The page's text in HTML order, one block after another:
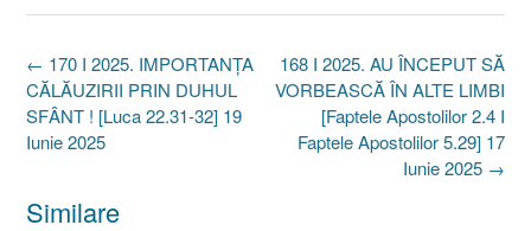
Post
navigation
168 I 2025. AU ÎNCEPUT SĂ
VORBEASCĂ ÎN ALTE LIMBI
[Faptele Apostolilor 2.4 I
Faptele Apostolilor 5.29] 17
Iunie 2025 →
← 170 I 2025. IMPORTANȚA
CĂLĂUZIRII PRIN DUHUL
SFÂNT ! [Luca 22.31-32] 19
Iunie 2025
Similare